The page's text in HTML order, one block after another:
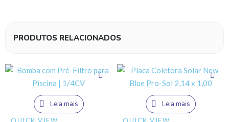
PRODUTOS RELACIONADOS
Leia mais
QUICK VIEW
Leia mais
QUICK VIEW